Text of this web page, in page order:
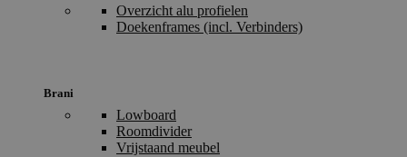
Overzicht alu profielen
Doekenframes (incl. Verbinders)
Brani
Lowboard
Roomdivider
Vrijstaand meubel